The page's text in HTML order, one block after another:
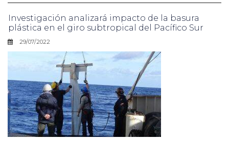
Investigación analizará impacto de la basura
plástica en el giro subtropical del Pacífico Sur
29/07/2022